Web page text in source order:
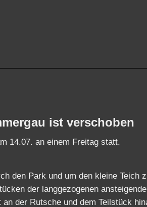
ist verschoben
14.07. an einem Freitag statt.
den Park und um den kleine Teich
der langgezogenen
der Rutsche und dem Teilstück